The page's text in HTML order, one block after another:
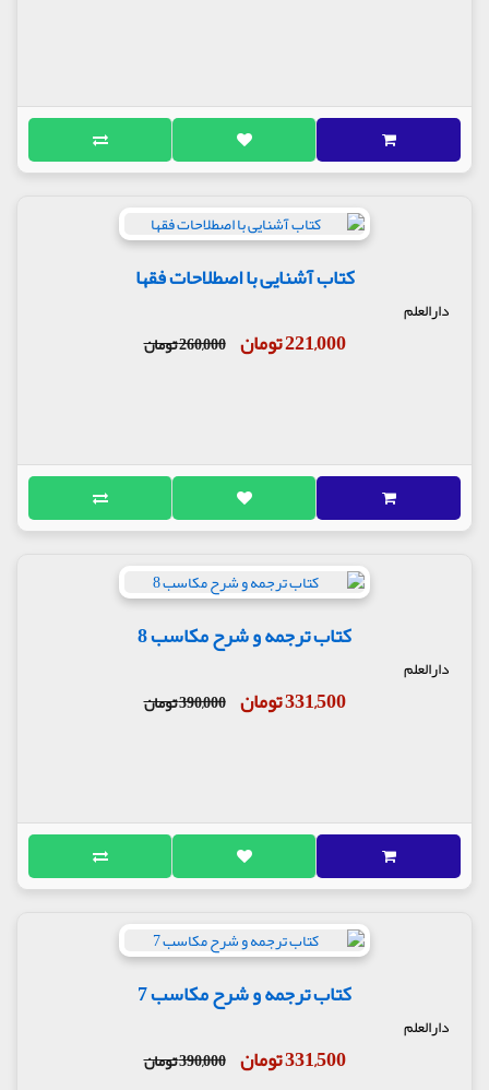
کتاب آشنایی با اصطلاحات فقها
دارالعلم
221,000 تومان 260,000 تومان
کتاب ترجمه و شرح مکاسب 8
دارالعلم
331,500 تومان 390,000 تومان
کتاب ترجمه و شرح مکاسب 7
دارالعلم
331,500 تومان 390,000 تومان